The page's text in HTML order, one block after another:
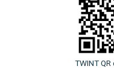
TWINT